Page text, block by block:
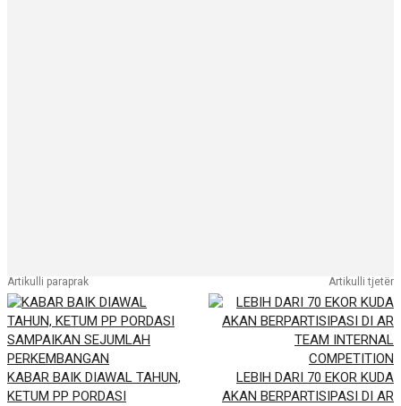
Artikulli paraprak
KABAR BAIK DIAWAL TAHUN,
KETUM PP PORDASI
Artikulli tjetër
LEBIH DARI 70 EKOR KUDA
AKAN BERPARTISIPASI DI AR